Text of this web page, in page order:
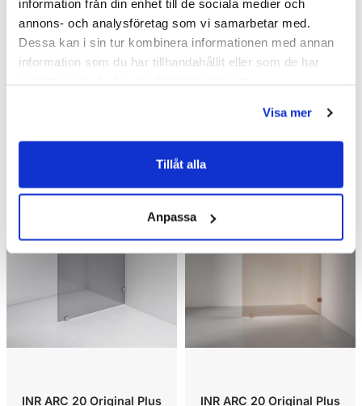
information från din enhet till de sociala medier och
annons- och analysföretag som vi samarbetar med.
Dessa kan i sin tur kombinera informationen med annan
information som du har tillhandahållit eller som de har
Visa mer
Tillåt alla
Anpassa
Liknande produkter
INR ARC 20 Original Plus
INR ARC 20 Original Plus